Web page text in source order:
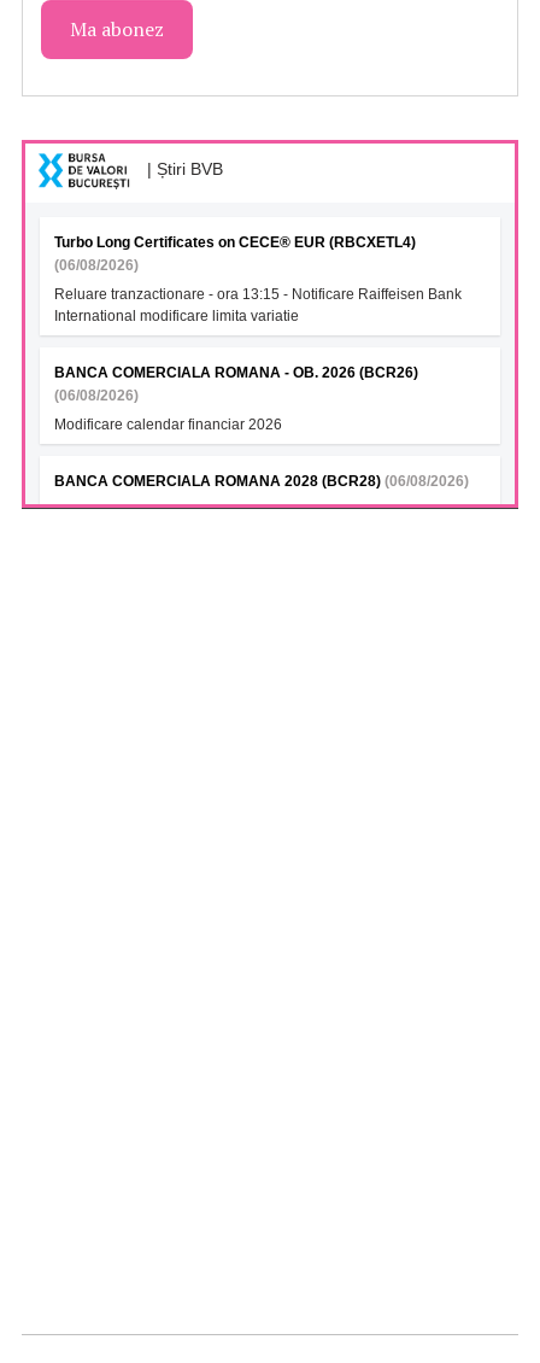
| Știri BVB
Turbo Long Certificates on CECE® EUR (RBCXETL4)
(06/08/2026)
Reluare tranzactionare - ora 13:15 - Notificare Raiffeisen Bank
International modificare limita variatie
BANCA COMERCIALA ROMANA - OB. 2026 (BCR26)
(06/08/2026)
Modificare calendar financiar 2026
BANCA COMERCIALA ROMANA 2028 (BCR28) (06/08/2026)
Modificare calendar financiar 2026